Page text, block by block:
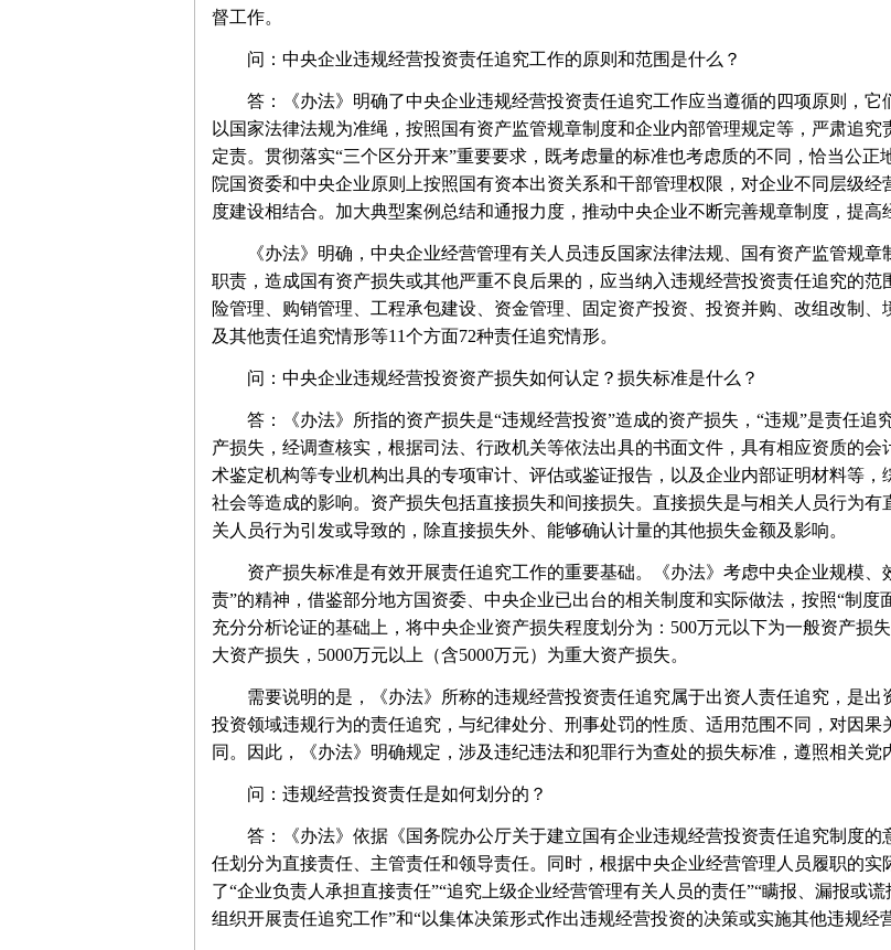
督工作。
问：中央企业违规经营投资责任追究工作的原则和范围是什么？
答：《办法》明确了中央企业违规经营投资责任追究工作应当遵循的四项原则，它
以国家法律法规为准绳，按照国有资产监管规章制度和企业内部管理规定等，严肃追
定责。贯彻落实“三个区分开来”重要要求，既考虑量的标准也考虑质的不同，恰当公
院国资委和中央企业原则上按照国有资本出资关系和干部管理权限，对企业不同层级
度建设相结合。加大典型案例总结和通报力度，推动中央企业不断完善规章制度，提高
《办法》明确，中央企业经营管理有关人员违反国家法律法规、国有资产监管规章
职责，造成国有资产损失或其他严重不良后果的，应当纳入违规经营投资责任追究的
险管理、购销管理、工程承包建设、资金管理、固定资产投资、投资并购、改组改制
及其他责任追究情形等11个方面72种责任追究情形。
问：中央企业违规经营投资资产损失如何认定？损失标准是什么？
答：《办法》所指的资产损失是“违规经营投资”造成的资产损失，“违规”是责任追
产损失，经调查核实，根据司法、行政机关等依法出具的书面文件，具有相应资质的
术鉴定机构等专业机构出具的专项审计、评估或鉴证报告，以及企业内部证明材料等
社会等造成的影响。资产损失包括直接损失和间接损失。直接损失是与相关人员行为
关人员行为引发或导致的，除直接损失外、能够确认计量的其他损失金额及影响。
资产损失标准是有效开展责任追究工作的重要基础。《办法》考虑中央企业规模、
责”的精神，借鉴部分地方国资委、中央企业已出台的相关制度和实际做法，按照“制
充分分析论证的基础上，将中央企业资产损失程度划分为：500万元以下为一般资产损
大资产损失，5000万元以上（含5000万元）为重大资产损失。
需要说明的是，《办法》所称的违规经营投资责任追究属于出资人责任追究，是出
投资领域违规行为的责任追究，与纪律处分、刑事处罚的性质、适用范围不同，对因
同。因此，《办法》明确规定，涉及违纪违法和犯罪行为查处的损失标准，遵照相关党
问：违规经营投资责任是如何划分的？
答：《办法》依据《国务院办公厅关于建立国有企业违规经营投资责任追究制度的
任划分为直接责任、主管责任和领导责任。同时，根据中央企业经营管理人员履职的
了“企业负责人承担直接责任”“追究上级企业经营管理有关人员的责任”“瞒报、漏报或
组织开展责任追究工作”和“以集体决策形式作出违规经营投资的决策或实施其他违规经